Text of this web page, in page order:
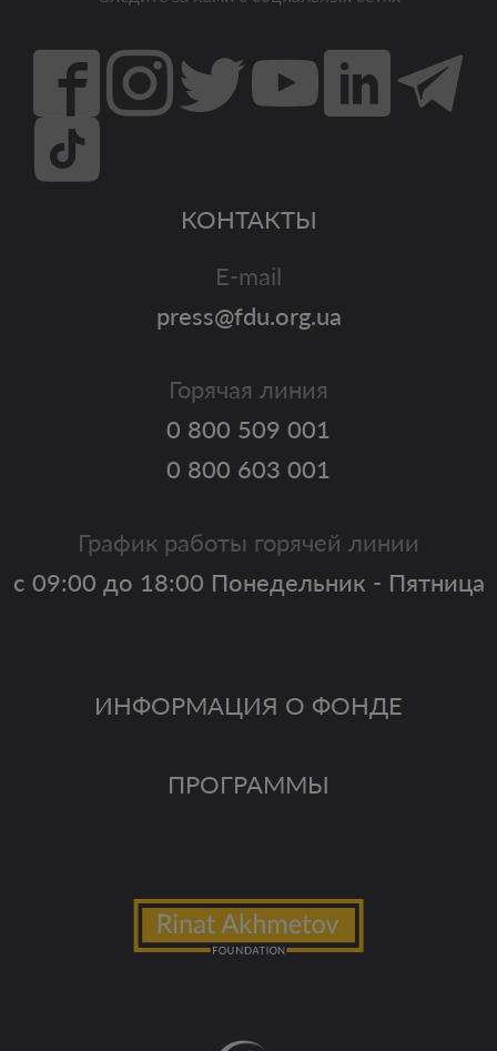
ИНФОРМАЦИЯ О ФОНДЕ
ПРОГРАММЫ
КОНТАКТЫ
E-mail
press@fdu.org.ua
Горячая линия
0 800 509 001
0 800 603 001
График работы горячей линии
с 09:00 до 18:00 Понедельник - Пятница